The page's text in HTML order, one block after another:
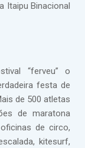
Itaipu Binacional
“ferveu” o
festa de
de 500 atletas
de maratona
de circo,
kitesurf,